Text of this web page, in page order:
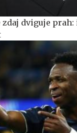
zdaj dviguje